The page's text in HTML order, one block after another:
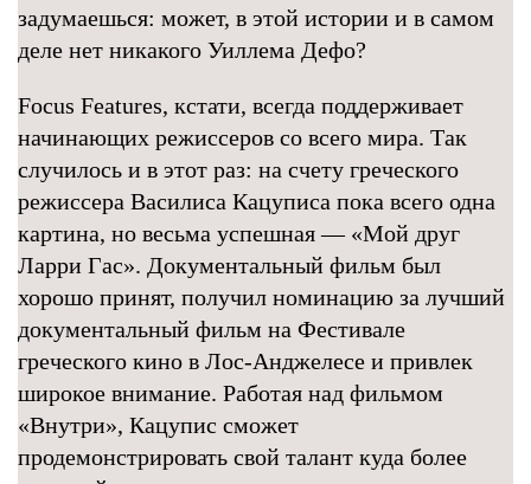
задумаешься: может, в этой истории и в самом
деле нет никакого Уиллема Дефо?
Focus Features, кстати, всегда поддерживает
начинающих режиссеров со всего мира. Так
случилось и в этот раз: на счету греческого
режиссера Василиса Кацуписа пока всего одна
картина, но весьма успешная — «Мой друг
Ларри Гас». Документальный фильм был
хорошо принят, получил номинацию за лучший
документальный фильм на Фестивале
греческого кино в Лос-Анджелесе и привлек
широкое внимание. Работая над фильмом
«Внутри», Кацупис сможет
продемонстрировать свой талант куда более